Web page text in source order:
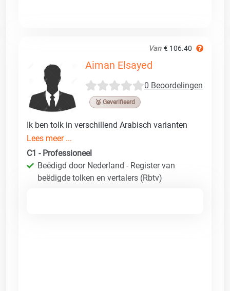
Van € 106.40
Aiman Elsayed
0 Beoordelingen
🥉 Geverifieerd
Ik ben tolk in verschillend Arabisch varianten
Lees meer ...
C1 - Professioneel
Beëdigd door Nederland - Register van
beëdigde tolken en vertalers (Rbtv)